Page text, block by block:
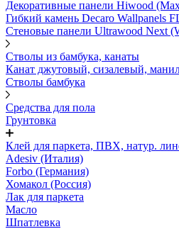
Декоративные панели Hiwood
Гибкий камень Decaro Wallpanels
Стеновые панели Ultrawood Next
Стволы из бамбука, канаты
Канат джутовый, сизалевый,
Стволы бамбука
Средства для пола
Грунтовка
Клей для паркета, ПВХ, натур.
Adesiv (Италия)
Forbo (Германия)
Хомакол (Россия)
Лак для паркета
Масло
Шпатлевка